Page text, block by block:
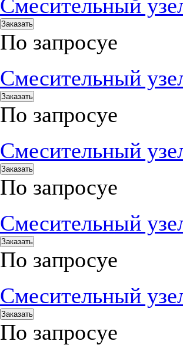
Смесительный
Заказать
По запросуе
Смесительный
Заказать
По запросуе
Смесительный
Заказать
По запросуе
Смесительный
Заказать
По запросуе
Смесительный
Заказать
По запросуе